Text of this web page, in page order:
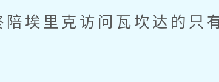
埃里克访问瓦坎达的只